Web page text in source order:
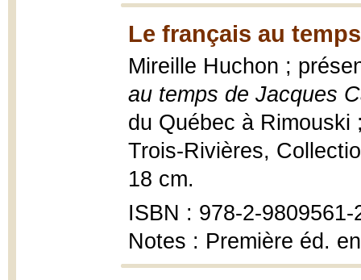
Le français au
Mireille Huchon ;
au temps de Jacques
du Québec à
Trois-Rivières,
18 cm.
ISBN : 978-2-9809561-
Notes : Première éd.